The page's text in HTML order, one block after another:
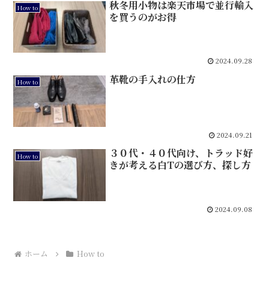
How to
秋冬用小物は楽天市場で並行輸入
を買うのがお得
2024.09.28
How to 革靴の手入れの仕方
2024.09.21
How to
３０代・４０代向け、トラッド好
きが考える白Tの選び方、探し方
2024.09.08
ホーム How to